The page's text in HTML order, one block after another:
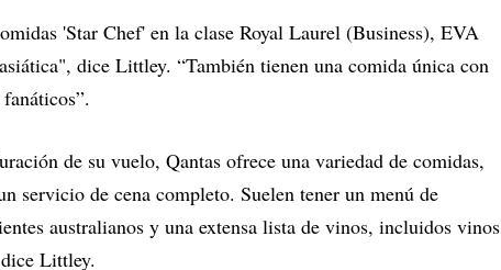
'Star Chef' en la clase Royal Laurel (Business), EVA
dice Littley. “También tienen una comida única con
de su vuelo, Qantas ofrece una variedad de comidas,
servicio de cena completo. Suelen tener un menú de
australianos y una extensa lista de vinos, incluidos vinos
Littley.